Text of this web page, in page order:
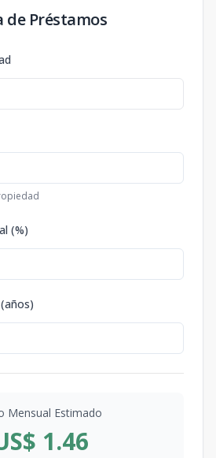
de Préstamos
(%)
Mensual Estimado
1.46